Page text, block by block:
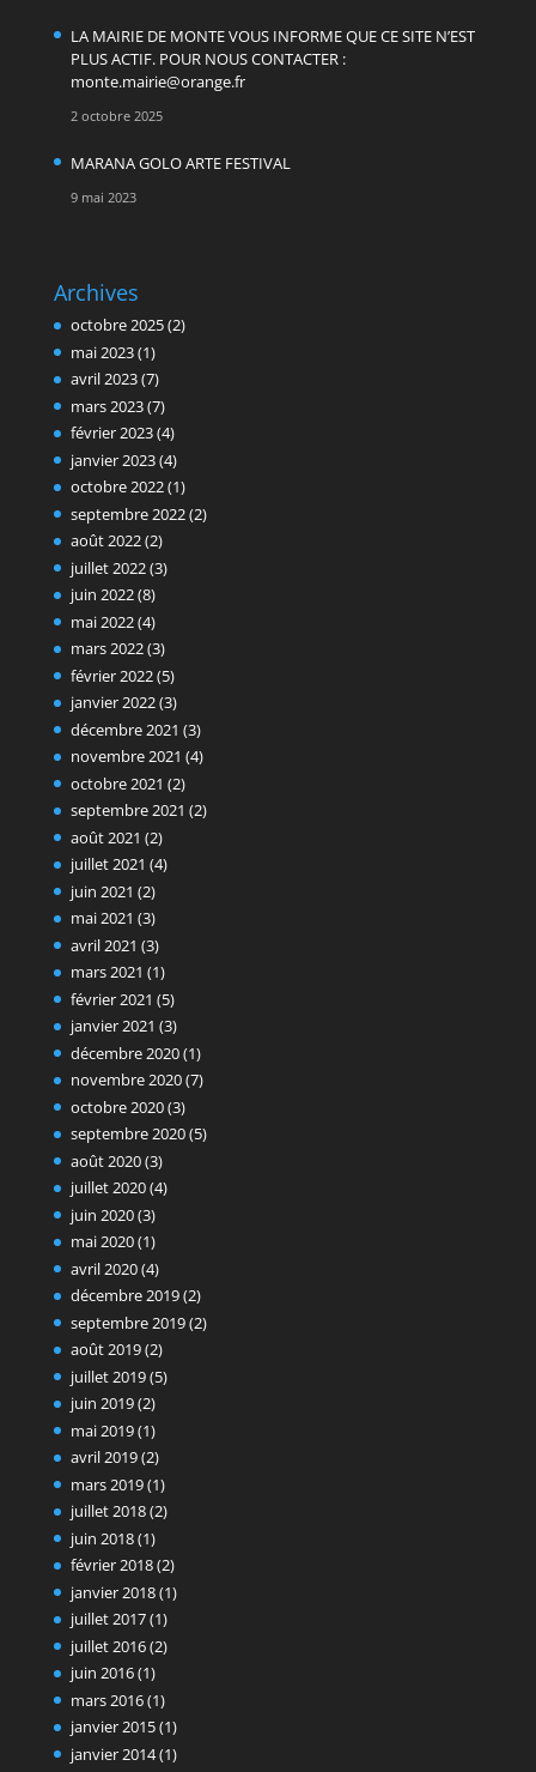
LA MAIRIE DE MONTE VOUS INFORME QUE CE SITE N’EST
PLUS ACTIF. POUR NOUS CONTACTER :
monte.mairie@orange.fr
2 octobre 2025
MARANA GOLO ARTE FESTIVAL
9 mai 2023
Archives
octobre 2025(2)
mai 2023(1)
avril 2023(7)
mars 2023(7)
février 2023(4)
janvier 2023(4)
octobre 2022(1)
septembre 2022(2)
août 2022(2)
juillet 2022(3)
juin 2022(8)
mai 2022(4)
mars 2022(3)
février 2022(5)
janvier 2022(3)
décembre 2021 (3)
novembre 2021 (4)
octobre 2021 (2)
septembre 2021 (2)
août 2021 (2)
juillet 2021 (4)
juin 2021 (2)
mai 2021 (3)
avril 2021 (3)
mars 2021 (1)
février 2021 (5)
janvier 2021 (3)
décembre 2020(1)
novembre 2020(7)
octobre 2020(3)
septembre 2020(5)
août 2020(3)
juillet 2020(4)
juin 2020(3)
mai 2020(1)
avril 2020(4)
décembre 2019(2)
septembre 2019(2)
août 2019(2)
juillet 2019(5)
juin 2019(2)
mai 2019(1)
avril 2019(2)
mars 2019(1)
juillet 2018(2)
juin 2018(1)
février 2018(2)
janvier 2018(1)
juillet 2017(1)
juillet 2016(2)
juin 2016(1)
mars 2016(1)
janvier 2015(1)
janvier 2014(1)